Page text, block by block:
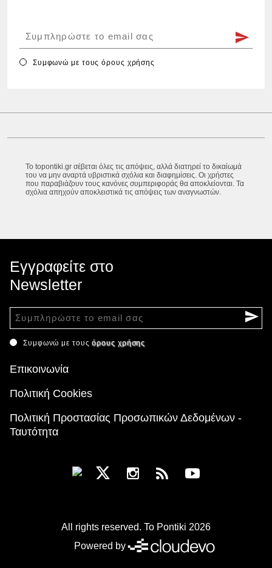
Συμφωνώ με τουςόρους χρήσης
Το topontiki.gr σέβεται όλες τις απόψεις, αλλά διατηρεί το δικαίωμά
του να μην αναρτά υβριστικά σχόλια και διαφημίσεις. Οι χρήστες
που παραβιάζουν τους κανόνες συμπεριφοράς θα αποκλείονται. Τα
σχόλια απηχούν αποκλειστικά τις απόψεις των αναγνωστών.
Εγγραφείτε στο
Newsletter
Συμφωνώ με τουςόρους χρήσης
Επικοινωνία
Πολιτική Cookies
Πολιτική Προστασίας Προσωπικών Δεδομένων -
Ταυτότητα
All rights reserved. To Pontiki 2026
Powered by